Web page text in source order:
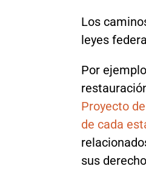
Los
leyes
Por
Proyecto
de cada
sus